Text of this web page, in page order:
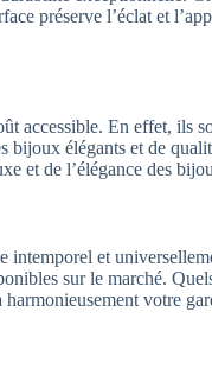
préserve l’éclat et
accessible. En effet,
bijoux élégants et de
et de l’élégance des
et
sur le marché.
votre